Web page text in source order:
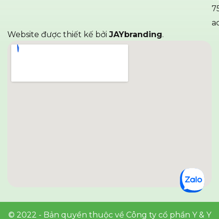
Website được thiết kế bởi JAYbranding.
© 2022 - Bản quyền thuộc về Công ty cổ phần Y & Y